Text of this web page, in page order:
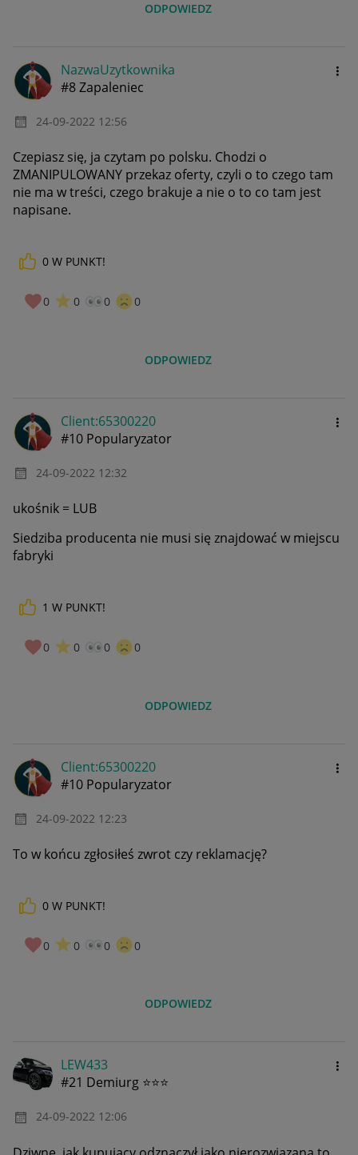
ODPOWIEDZ
NazwaUzytkownika
#8 Zapaleniec
‎24-09-2022 12:56
Czepiasz się, ja czytam po polsku. Chodzi o
ZMANIPULOWANY przekaz oferty, czyli o to czego tam
nie ma w treści, czego brakuje a nie o to co tam jest
napisane.
0 W PUNKT!
0 0 0 0
ODPOWIEDZ
Client:65300220
#10 Popularyzator
‎24-09-2022 12:32
ukośnik = LUB
Siedziba producenta nie musi się znajdować w miejscu
fabryki
1 W PUNKT!
0 0 0 0
ODPOWIEDZ
Client:65300220
#10 Popularyzator
‎24-09-2022 12:23
To w końcu zgłosiłeś zwrot czy reklamację?
0 W PUNKT!
0 0 0 0
ODPOWIEDZ
LEW433
#21 Demiurg ⭐⭐⭐
‎24-09-2022 12:06